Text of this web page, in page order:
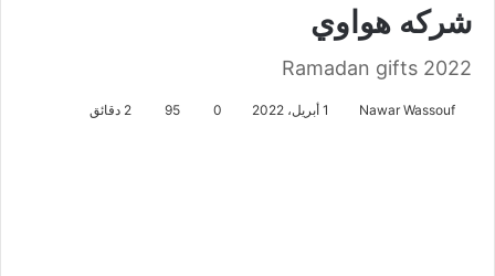
شركه هواوي
Ramadan gifts 2022
Nawar Wassouf 1 أبريل، 2022 0
95